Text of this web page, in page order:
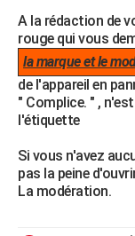
A la rédaction de
rouge qui vous
la marque et le
de l'appareil en
" Complice. " ,
l'étiquette
Si vous n'avez
pas la peine
La modération.